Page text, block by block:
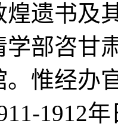
煌遗书及
学部咨甘
。惟经办
1912